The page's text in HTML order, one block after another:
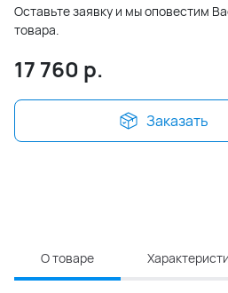
Оставьте заявку и мы оповестим
товара.
17 760 р.
Заказать
О товаре